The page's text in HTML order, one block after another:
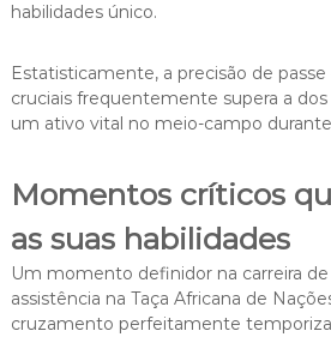
habilidades único.
Estatisticamente, a precisão de
cruciais frequentemente supera a
um ativo vital no meio-campo
Momentos críticos
as suas habilidades
Um momento definidor na carreira de
assistência na Taça Africana de
cruzamento perfeitamente